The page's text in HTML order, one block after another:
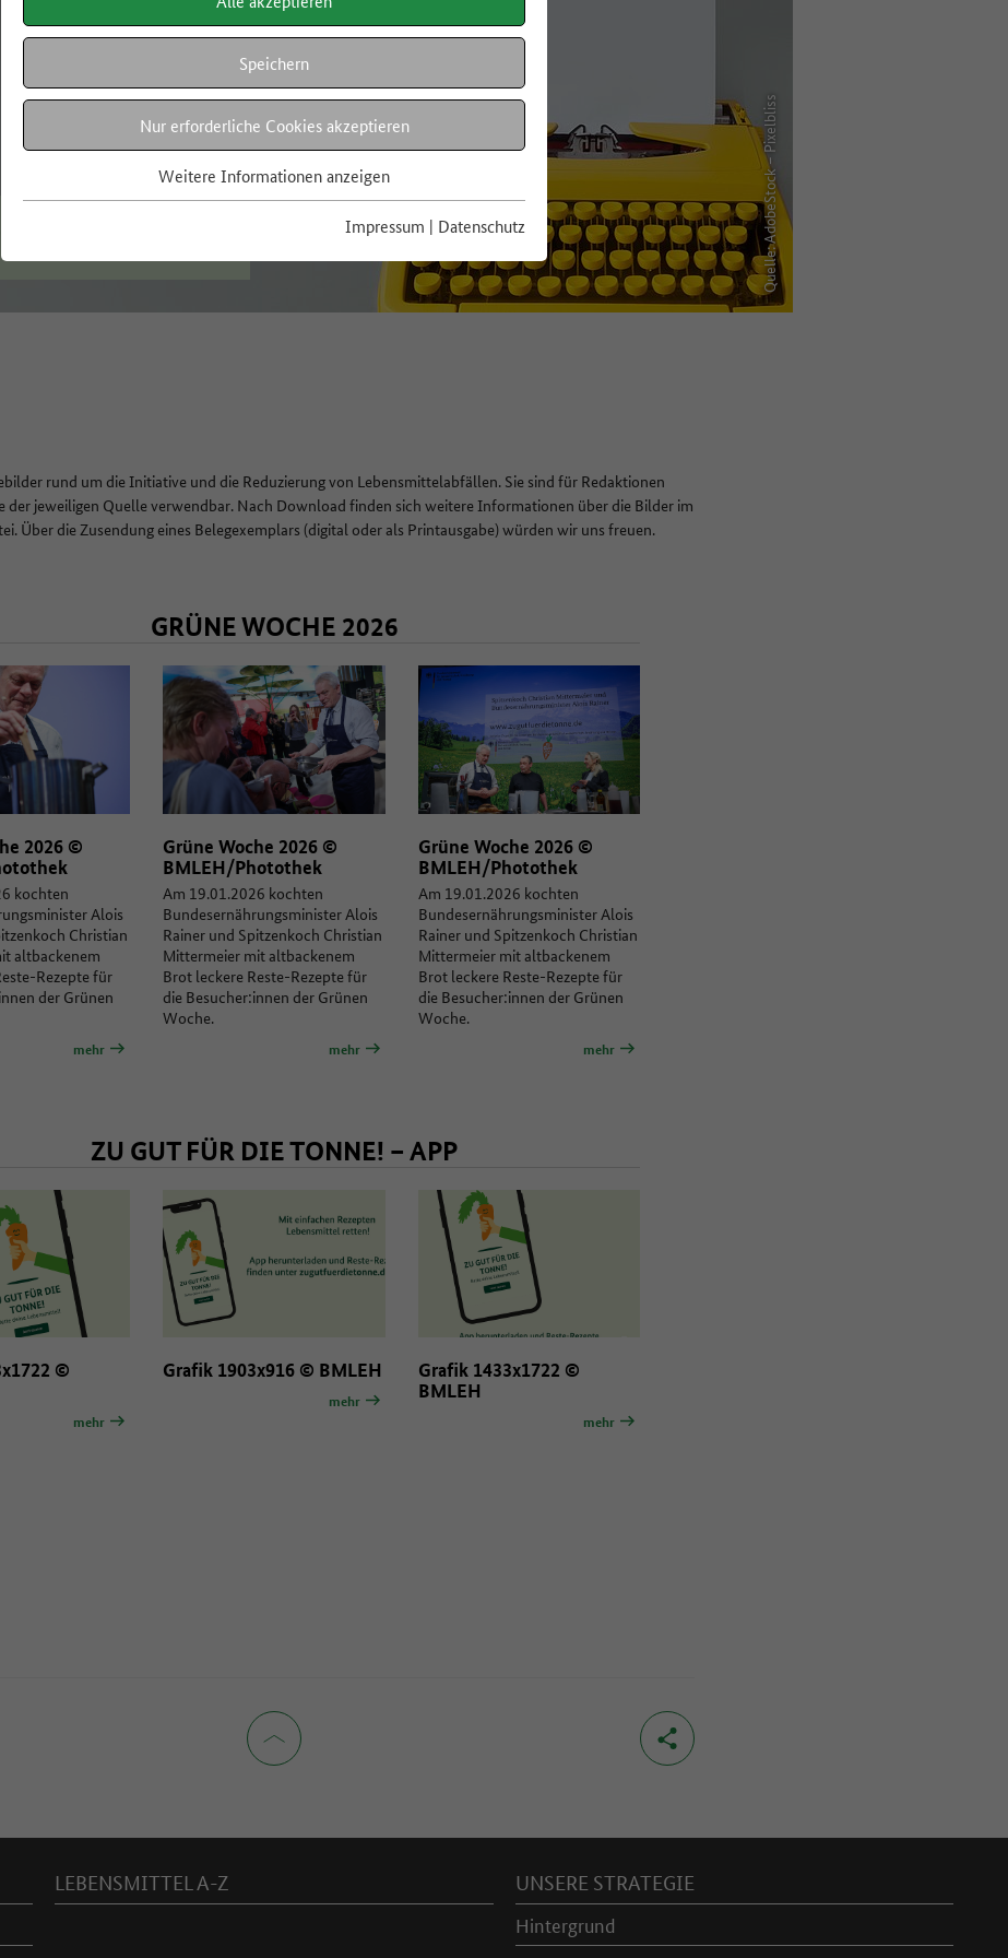
Speichern
Nur erforderliche Cookies akzeptieren
Weitere Informationen anzeigen
Impressum | Datenschutz Quelle: AdobeStock – Pixelbliss
rund um die Initiative und die Reduzierung von Lebensmittelabfällen. Sie sind für Redaktionen
der jeweiligen Quelle verwendbar. Nach Download finden sich weitere Informationen über die Bilder im
Über die Zusendung eines Belegexemplars (digital oder als Printausgabe) würden wir uns freuen.
GRÜNE WOCHE 2026
2026 ©
kochten
Alois
Christian
altbackenem
Rezepte für
der Grünen
mehr
Grüne Woche 2026 ©
BMLEH/Photothek
Am 19.01.2026 kochten
Bundesernährungsminister Alois
Rainer und Spitzenkoch Christian
Mittermeier mit altbackenem
Brot leckere Reste-Rezepte für
die Besucher:innen der Grünen
Woche.
mehr
Grüne Woche 2026 ©
BMLEH/Photothek
Am 19.01.2026 kochten
Bundesernährungsminister Alois
Rainer und Spitzenkoch Christian
Mittermeier mit altbackenem
Brot leckere Reste-Rezepte für
die Besucher:innen der Grünen
Woche.
mehr
ZU GUT FÜR DIE TONNE! – APP
©
mehr
Grafik 1903x916 © BMLEH
mehr
Grafik 1433x1722 ©
BMLEH
mehr
LEBENSMITTEL A-Z
UNSERE STRATEGIE
Hintergrund